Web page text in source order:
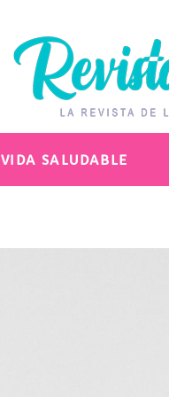
VIDA SALUDABLE